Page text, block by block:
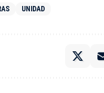
UNIDAD